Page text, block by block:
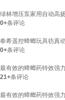
绿林增压泵家用自动高
0+条评论
奉希遥控蟑螂玩具彷真
0+条评论
最有效的蟑螂药特效强
21+条评论
最有效的蟑螂药特效强